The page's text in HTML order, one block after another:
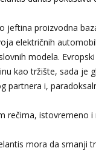
jeftina proizvodna
električnih
modela.
kao tržište, sada je
partnera i,
rečima, istovremeno i
mora da smanji